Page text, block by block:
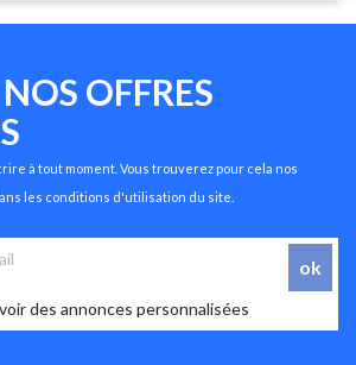
OFFRES
à tout moment. Vous trouverez pour cela nos
les conditions d'utilisation du site.
des annonces personnalisées